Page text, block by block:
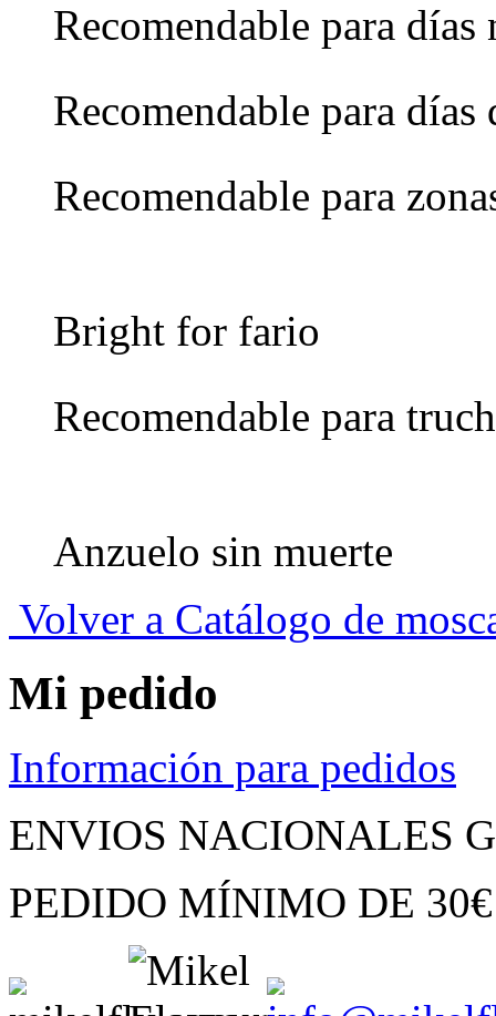
Recomendable para días
Recomendable para días
Recomendable para
Bright for fario
Recomendable para
Anzuelo sin muerte
Volver a Catálogo de
Mi pedido
Información para pedidos
ENVIOS NACIONALES
PEDIDO MÍNIMO DE 30€